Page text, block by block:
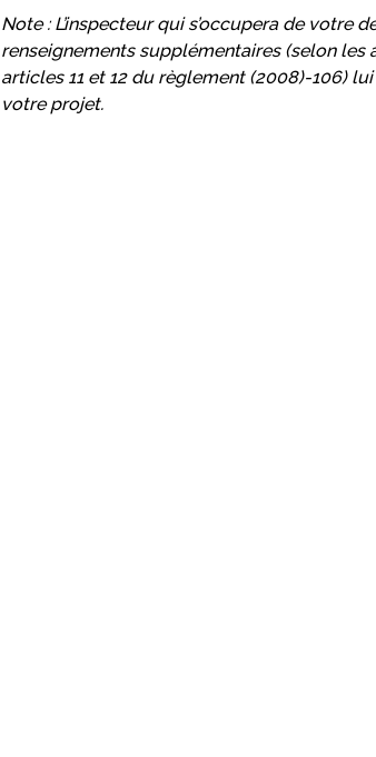
Note : L’inspecteur qui s’occupera de votre
renseignements supplémentaires (selon
articles 11 et 12 du règlement (2008)-106)
votre projet.